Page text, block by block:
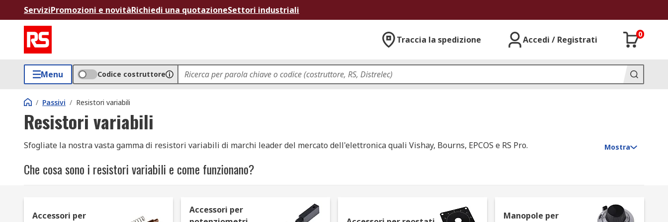
ServiziPromozioni e novitàRichiedi una quotazioneSettori industriali
Traccia la spedizione Accedi / Registrati
0
Menu Codice costruttore
/ Passivi / Resistori variabili
Resistori variabili
Sfogliate la nostra vasta gamma di resistori variabili di marchi leader del mercato dell'elettronica quali Vishay, Bourns, EPCOS e RS Pro.
Che cosa sono i resistori variabili e come funzionano?
possono essere utilizzati in numerosi tipi diversi di dispositivi, incluso il controllo di volume e guadagno su strumenti elettrici come chitarre e bassi. I
resistori variabili hanno un valore minimo e massimo che può alterare la corrente. I resistori variabili sono estremamente importanti, senza di essi non è
Mostra
Accessori per
Accessori per
Manopole per